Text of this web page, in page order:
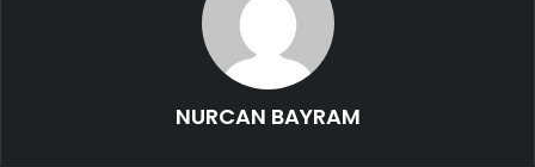
NURCAN BAYRAM